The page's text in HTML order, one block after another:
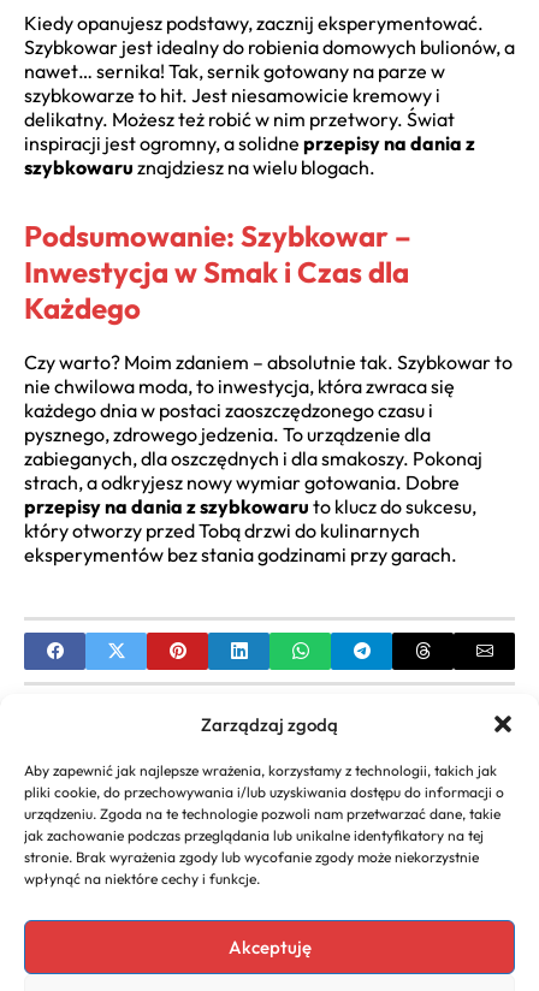
Zarządzaj zgodą
Aby zapewnić jak najlepsze wrażenia, korzystamy z technologii, takich jak
pliki cookie, do przechowywania i/lub uzyskiwania dostępu do informacji o
urządzeniu. Zgoda na te technologie pozwoli nam przetwarzać dane, takie
jak zachowanie podczas przeglądania lub unikalne identyfikatory na tej
stronie. Brak wyrażenia zgody lub wycofanie zgody może niekorzystnie
wpłynąć na niektóre cechy i funkcje.
Akceptuję
Kiedy opanujesz podstawy, zacznij eksperymentować.
Szybkowar jest idealny do robienia domowych bulionów, a
nawet… sernika! Tak, sernik gotowany na parze w
szybkowarze to hit. Jest niesamowicie kremowy i
delikatny. Możesz też robić w nim przetwory. Świat
inspiracji jest ogromny, a solidne przepisy na dania z
szybkowaru znajdziesz na wielu blogach.
Podsumowanie: Szybkowar –
Inwestycja w Smak i Czas dla
Każdego
Czy warto? Moim zdaniem – absolutnie tak. Szybkowar to
nie chwilowa moda, to inwestycja, która zwraca się
każdego dnia w postaci zaoszczędzonego czasu i
pysznego, zdrowego jedzenia. To urządzenie dla
zabieganych, dla oszczędnych i dla smakoszy. Pokonaj
strach, a odkryjesz nowy wymiar gotowania. Dobre
przepisy na dania z szybkowaru to klucz do sukcesu,
który otworzy przed Tobą drzwi do kulinarnych
eksperymentów bez stania godzinami przy garach.
Przepis na bezy miękkie w środku Odkryj sekret
idealnej bezy
NEXT
Przepis na wilgotne babeczki który zawsze się